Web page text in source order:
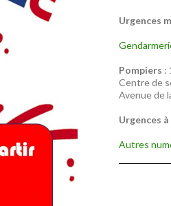
Urgences
Pompiers :
Centre de
Avenue de
Urgences
Autres